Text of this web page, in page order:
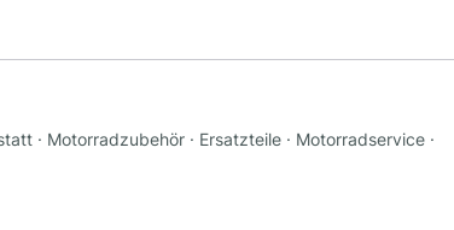
· Motorradzubehör · Ersatzteile · Motorradservice ·